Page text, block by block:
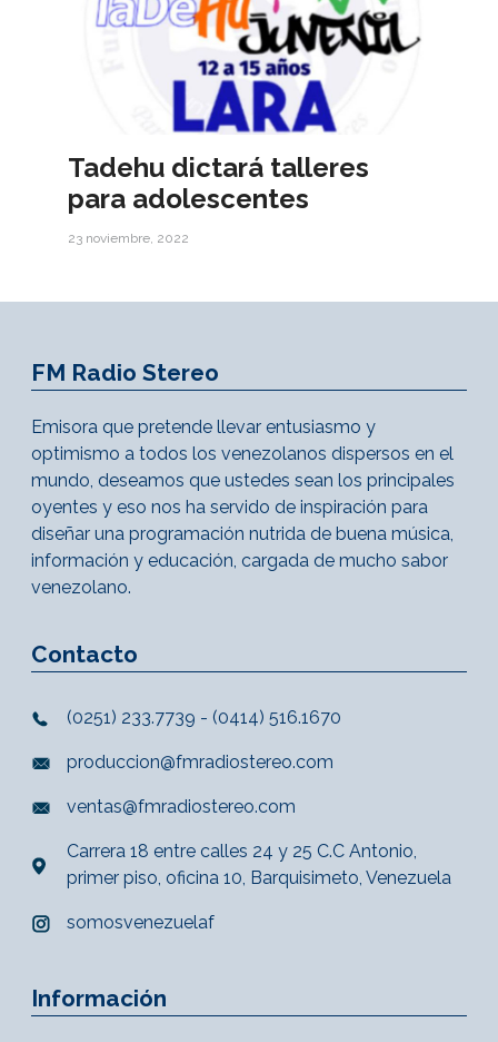
Tadehu dictará talleres
para adolescentes
23 noviembre, 2022
FM Radio Stereo
Emisora que pretende llevar entusiasmo y
optimismo a todos los venezolanos dispersos en el
mundo, deseamos que ustedes sean los principales
oyentes y eso nos ha servido de inspiración para
diseñar una programación nutrida de buena música,
información y educación, cargada de mucho sabor
venezolano.
Contacto
(0251) 233.7739 - (0414) 516.1670
produccion@fmradiostereo.com
ventas@fmradiostereo.com
Carrera 18 entre calles 24 y 25 C.C Antonio,
primer piso, oficina 10, Barquisimeto, Venezuela
somosvenezuelaf
Información